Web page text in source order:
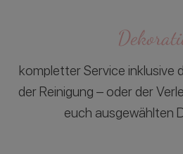
kompletter Service inklusive
der Reinigung – oder der
euch ausgewählten